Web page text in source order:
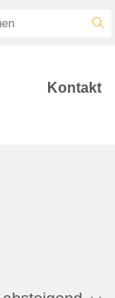
Kontakt